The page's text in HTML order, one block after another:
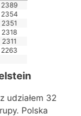
2389
2354
2351
2318
2311
2263
udziałem 32
Polska